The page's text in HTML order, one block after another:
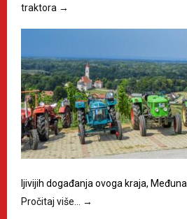
traktora →
ljivijih događanja ovoga kraja,
Pročitaj više…
→